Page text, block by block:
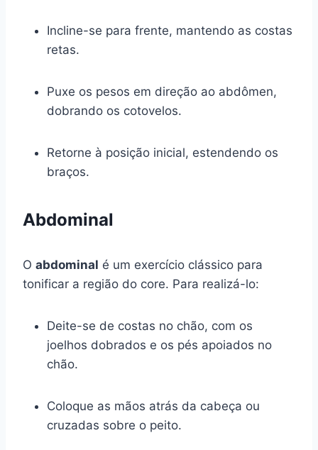
Incline-se para frente, mantendo as costas
retas.
Puxe os pesos em direção ao abdômen,
dobrando os cotovelos.
Retorne à posição inicial, estendendo os
braços.
Abdominal
O abdominal é um exercício clássico para
tonificar a região do core. Para realizá-lo:
Deite-se de costas no chão, com os
joelhos dobrados e os pés apoiados no
chão.
Coloque as mãos atrás da cabeça ou
cruzadas sobre o peito.